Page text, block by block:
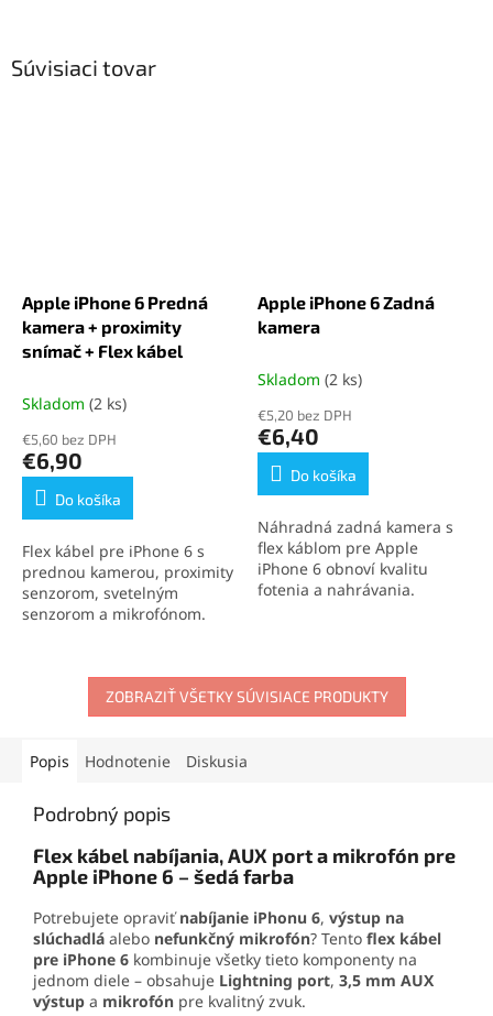
Súvisiaci tovar
Apple iPhone 6 Predná
kamera + proximity
snímač + Flex kábel
Skladom (2 ks)
€5,60 bez DPH
€6,90
Do košíka
Flex kábel pre iPhone 6 s
prednou kamerou, proximity
senzorom, svetelným
senzorom a mikrofónom.
displeja a zvukom. Vhodný
pre rýchlu opravu
poškodených komponentov.
Apple iPhone 6 Zadná
kamera
Skladom (2 ks)
€5,20 bez DPH
€6,40
Do košíka
Náhradná zadná kamera s
flex káblom pre Apple
iPhone 6 obnoví kvalitu
fotenia a nahrávania.
vymeniteľná.
ZOBRAZIŤ VŠETKY SÚVISIACE PRODUKTY
Popis Hodnotenie Diskusia
Podrobný popis
Flex kábel nabíjania, AUX port a mikrofón pre
Apple iPhone 6 – šedá farba
Potrebujete opraviťnabíjanie iPhonu 6, výstup na
slúchadlá alebo nefunkčný mikrofón? Tento flex kábel
pre iPhone 6 kombinuje všetky tieto komponenty na
jednom diele – obsahuje Lightning port, 3,5 mm AUX
výstup a mikrofón pre kvalitný zvuk.